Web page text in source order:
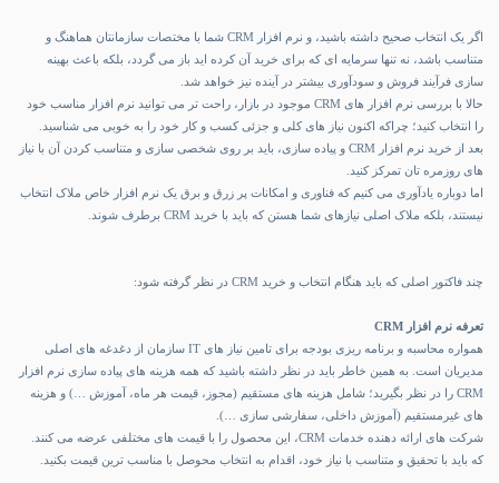
اگر یک انتخاب صحیح داشته باشید، و نرم افزار CRM شما با مختصات سازمانتان هماهنگ و
متناسب باشد، نه تنها سرمایه ای که برای خرید آن کرده اید باز می گردد، بلکه باعث بهینه
سازی فرآیند فروش و سودآوری بیشتر در آینده نیز خواهد شد.
حالا با بررسی نرم افزار های CRM موجود در بازار، راحت تر می توانید نرم افزار مناسب خود
را انتخاب کنید؛ چراکه اکنون نیاز های کلی و جزئی کسب و کار خود را به خوبی می شناسید.
بعد از خرید نرم افزار CRM و پیاده سازی، باید بر روی شخصی سازی و متناسب کردن آن با نیاز
های روزمره تان تمرکز کنید.
اما دوباره یادآوری می کنیم که فناوری و امکانات پر زرق و برق یک نرم افزار خاص ملاک انتخاب
نیستند، بلکه ملاک اصلی نیازهای شما هستن که باید با خرید CRM برطرف شوند.
چند فاکتور اصلی که باید هنگام انتخاب و خرید CRM در نظر گرفته شود:
تعرفه نرم افزارCRM
همواره محاسبه و برنامه ریزی بودجه برای تامین نیاز های IT سازمان از دغدغه های اصلی
مدیریان است. به همین خاطر باید در نظر داشته باشید که همه هزینه های پیاده سازی نرم افزار
CRM را در نظر بگیرید؛ شامل هزینه های مستقیم (مجوز، قیمت هر ماه، آموزش …) و هزینه
های غیرمستقیم (آموزش داخلی، سفارشی سازی …).
شرکت های ارائه دهنده خدمات CRM، این محصول را با قیمت های مختلفی عرضه می کنند.
که باید با تحقیق و متناسب با نیاز خود، اقدام به انتخاب محوصل با مناسب ترین قیمت بکنید.